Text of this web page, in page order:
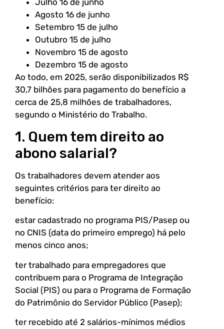
Julho 16 de junho
Agosto 16 de junho
Setembro 15 de julho
Outubro 15 de julho
Novembro 15 de agosto
Dezembro 15 de agosto
Ao todo, em 2025, serão disponibilizados R$
30,7 bilhões para pagamento do benefício a
cerca de 25,8 milhões de trabalhadores,
segundo o Ministério do Trabalho.
1. Quem tem direito ao
abono salarial?
Os trabalhadores devem atender aos
seguintes critérios para ter direito ao
benefício:
estar cadastrado no programa PIS/Pasep ou
no CNIS (data do primeiro emprego) há pelo
menos cinco anos;
ter trabalhado para empregadores que
contribuem para o Programa de Integração
Social (PIS) ou para o Programa de Formação
do Patrimônio do Servidor Público (Pasep);
ter recebido até 2 salários-mínimos médios